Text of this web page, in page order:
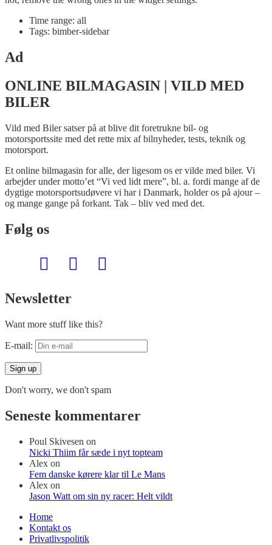
Time range: all
Tags: bimber-sidebar
Ad
ONLINE BILMAGASIN | VILD MED
BILER
Vild med Biler satser på at blive dit foretrukne bil- og
motorsportssite med det rette mix af bilnyheder, tests, teknik og
motorsport.
Et online bilmagasin for alle, der ligesom os er vilde med biler. Vi
arbejder under motto’et “Vi ved lidt mere”, bl. a. fordi mange af de
dygtige motorsportsudøvere vi har i Danmark, holder os på ajour –
og mange gange på forkant. Tak – bliv ved med det.
Følg os
Newsletter
Want more stuff like this?
E-mail:
Don't worry, we don't spam
Seneste kommentarer
Poul Skivesen on
Nicki Thiim får sæde i nyt topteam
Alex on
Fem danske kørere klar til Le Mans
Alex on
Jason Watt om sin ny racer: Helt vildt
Home
Kontakt os
Privatlivspolitik